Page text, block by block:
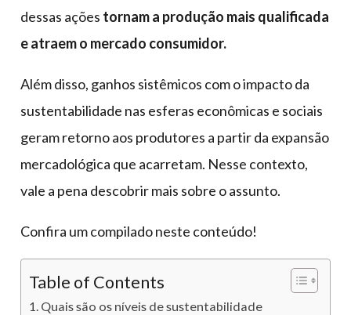
dessas ações tornam a produção mais qualificada
e atraem o mercado consumidor.
Além disso, ganhos sistêmicos com o impacto da
sustentabilidade nas esferas econômicas e sociais
geram retorno aos produtores a partir da expansão
mercadológica que acarretam. Nesse contexto,
vale a pena descobrir mais sobre o assunto.
Confira um compilado neste conteúdo!
Table of Contents
Quais são os níveis de sustentabilidade